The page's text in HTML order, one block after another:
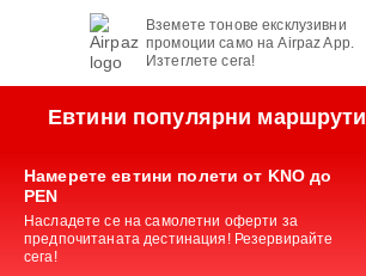
Вземете тонове ексклузивни
промоции само на Airpaz App.
Изтеглете сега!
Евтини популярни маршрути
Намерете евтини полети от KNO до
PEN
Насладете се на самолетни оферти за
предпочитаната дестинация! Резервирайте
сега!